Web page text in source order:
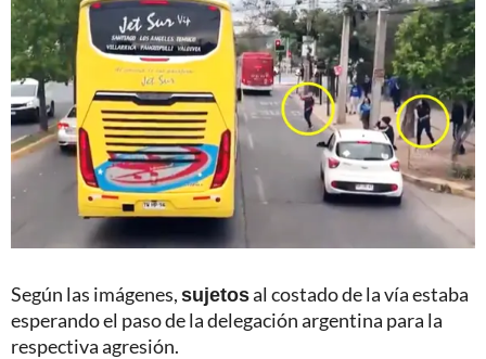
Según las imágenes,sujetosal costado de la vía estaba
esperando el paso de la delegación argentina para la
respectiva agresión.